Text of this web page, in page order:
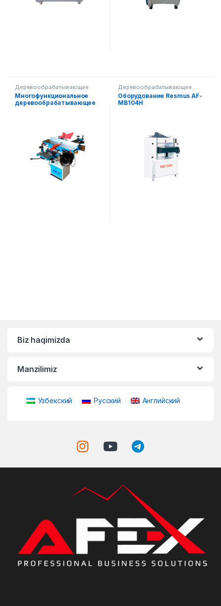
Деревообрабатывающее
оборудование
Многофункциональное
деревообрабатывающее
Деревообрабатывающее
оборудование
Оборудование Resmus AF-
MB104H
Biz haqimizda
Manzilimiz
Узбекский Русский Английский